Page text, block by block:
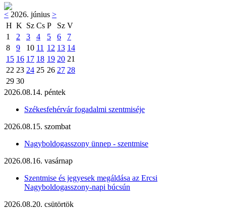
< 2026. június >
H K Sz Cs P Sz V
1
2 3 4 5 6
7
8
9 10 11 12 13 14
15 16 17 18 19 20 21
22 23 24 25 26 27 28
29 30
2026.08.14. péntek
Székesfehérvár fogadalmi szentmiséje
2026.08.15. szombat
Nagyboldogasszony ünnep - szentmise
2026.08.16. vasárnap
Szentmise és jegyesek megáldása az Ercsi
Nagyboldogasszony-napi búcsún
2026.08.20. csütörtök